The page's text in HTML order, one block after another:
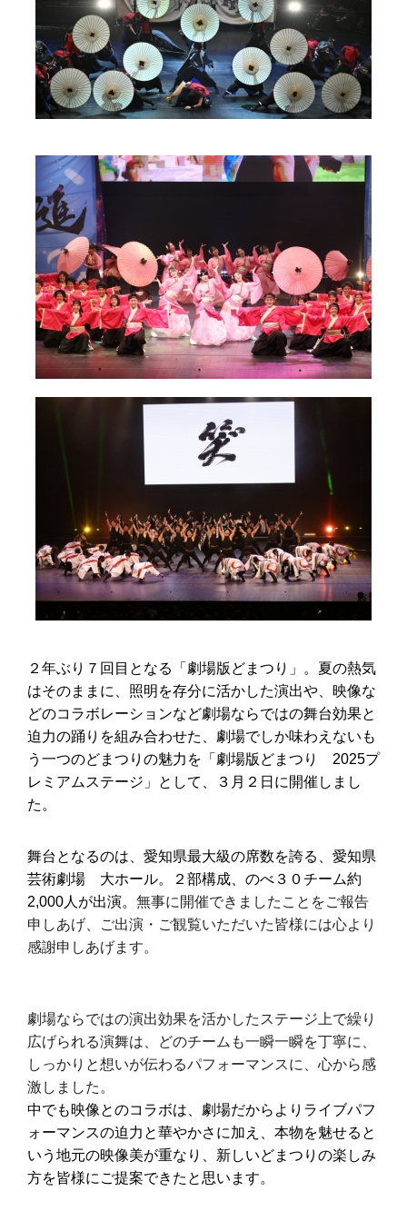
２年ぶり７回目となる「劇場版どまつり」。夏の熱気
はそのままに、照明を存分に活かした演出や、映像な
どのコラボレーションなど劇場ならではの舞台効果と
迫力の踊りを組み合わせた、劇場でしか味わえないも
う一つのどまつりの魅力を「劇場版どまつり 2025プ
レミアムステージ」として、３月２日に開催しまし
た。
舞台となるのは、愛知県最大級の席数を誇る、愛知県
芸術劇場 大ホール。２部構成、のべ３０チーム約
2,000人が出演。 無事に開催できましたことをご報告
申しあげ、ご出演・ご観覧いただいた皆様には心より
感謝申しあげます。
劇場ならではの演出効果を活かしたステージ上で繰り
広げられる演舞は、どのチームも一瞬一瞬を丁寧に、
しっかりと想いが伝わるパフォーマンスに、心から感
激しました。
中でも映像とのコラボは、劇場だからよりライブパフ
ォーマンスの迫力と華やかさに加え、本物を魅せると
いう地元の映像美が重なり、新しいどまつりの楽しみ
方を皆様にご提案できたと思います。